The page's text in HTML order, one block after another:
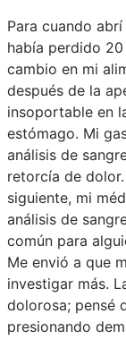
Para cuando
había perdido
cambio en mi
después de la
insoportable en
estómago. Mi
análisis de
retorcía de
siguiente, mi
análisis de
común para
Me envió a que
investigar más.
dolorosa; pensé
presionando